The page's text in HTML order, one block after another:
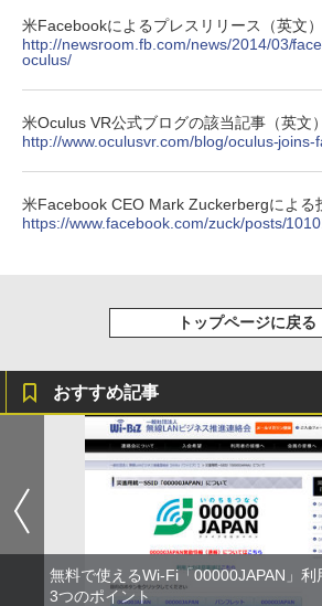
米Facebookによるプレスリリース（英文）
http://newsroom.fb.com/news/2014/03/
oculus/
米Oculus VR公式ブログの該当記事（英文）
http://www.oculusvr.com/blog/oculus-joins-
米Facebook CEO Mark Zuckerbergによる
https://www.facebook.com/zuck/posts/
トップページに戻る
おすすめ記事
無料で使えるWi-Fi「00000JAPAN」利
3つのポイント